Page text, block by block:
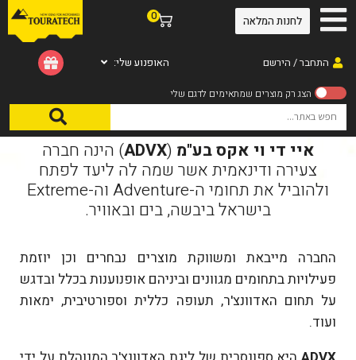
התחבר / הירשם
0
האופנוע שלי:
לחנות המלאה
איי די וי אקס בע"מ (
ADVX) הינה חברה
צעירה ודינאמית אשר שמה לה ליעד לפתח
ולהוביל את תחומי ה-Adventure וה-Extreme
בישראל ביבשה, בים ובאוויר.
החברה מייבאת ומשווקת מוצרים נבחרים וכן יוזמת
פעילויות בתחומים מגוונים וביניהם אופנוענות בכלל ובדגש
על תחום האדוונצ'ר, תעופה כללית וספורטיבית, ימאות
ועוד.